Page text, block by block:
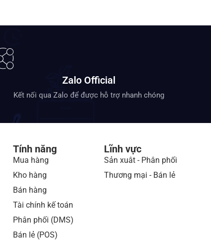
Zalo Official
Kết nối qua Zalo để được hỗ trợ nhanh chóng
Tính năng
Mua hàng
Kho hàng
Bán hàng
Tài chính kế toán
Phân phối (DMS)
Bán lẻ (POS)
Lĩnh vực
Sản xuât - Phân phối
Thương mại - Bán lẻ